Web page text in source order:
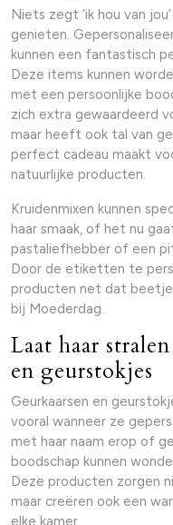
Niets zegt ‘ik hou van
genieten.
kunnen een fantastisch
Deze items kunnen
met een persoonlijke
zich extra gewaardeerd
maar heeft ook tal van
perfect cadeau maakt
natuurlijke producten.
Kruidenmixen kunnen
haar smaak, of het nu
pastaliefhebber of een
Door de etiketten te
producten net dat
bij Moederdag.
Laat haar
en geurstokjes
Geurkaarsen en
vooral wanneer ze
met haar naam erop of
boodschap kunnen
Deze producten zorgen
maar creëren ook een
elke kamer.